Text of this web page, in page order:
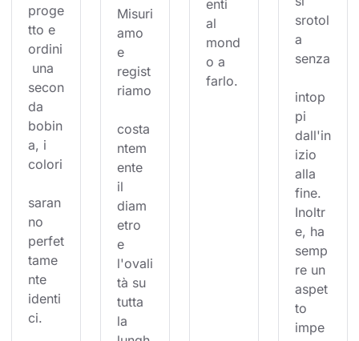
proge
tto e
ordini
una
secon
da
bobin
a, i
colori
saran
no
perfet
tame
nte
identi
ci.
Misuri
amo
e
regist
riamo
costa
ntem
ente
il
diam
etro
e
l'ovali
tà su
tutta
la
enti
al
mond
o a
farlo.
srotol
a
senza
intop
pi
dall'in
izio
alla
fine.
Inoltr
e, ha
semp
re un
aspet
to
impe